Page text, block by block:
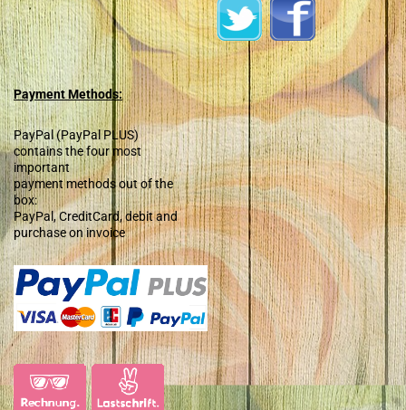
Payment Methods:
PayPal (PayPal PLUS)
contains the four most
important
payment methods out of the
box:
PayPal, CreditCard, debit and
purchase on invoice